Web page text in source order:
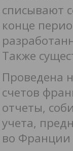
списывают
конце
Также
Проведена
счетов
отчеты,
учета,
во Франции